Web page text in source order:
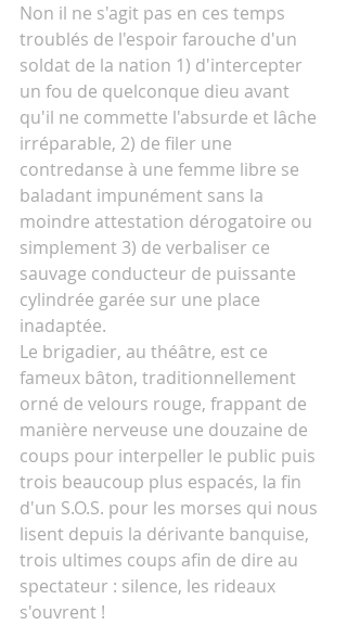
Non il ne s'agit pas en ces temps
troublés de l'espoir farouche d'un
soldat de la nation 1) d'intercepter
un fou de quelconque dieu avant
qu'il ne commette l'absurde et lâche
irréparable, 2) de filer une
contredanse à une femme libre se
baladant impunément sans la
moindre attestation dérogatoire ou
simplement 3) de verbaliser ce
sauvage conducteur de puissante
cylindrée garée sur une place
inadaptée.
Le brigadier, au théâtre, est ce
fameux bâton, traditionnellement
orné de velours rouge, frappant de
manière nerveuse une douzaine de
coups pour interpeller le public puis
trois beaucoup plus espacés, la fin
d'un S.O.S. pour les morses qui nous
lisent depuis la dérivante banquise,
trois ultimes coups afin de dire au
spectateur : silence, les rideaux
s'ouvrent !